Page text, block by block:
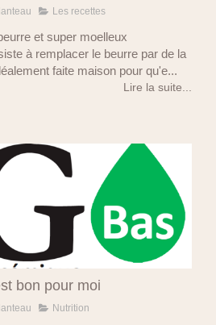
Les recettes
et super moelleux
à remplacer le beurre par de la
faite maison pour qu'e...
Lire la suite...
bon pour moi
Nutrition